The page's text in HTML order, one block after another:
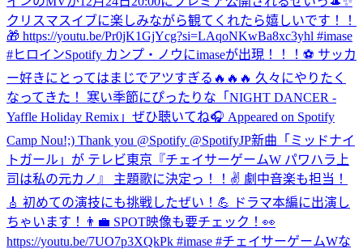
クリスマスイブに楽しみながら観てくれたら嬉しいです！！
🎁 https://youtu.be/Pr0jK1GjYcg?si=LAqoNKwBa8xc3yhl #imase
#ヒロインSpotify カンプ・ノウにimaseが出現！！！⚽️ サッカ
ー好きにとってはまじでアツすぎる🔥🔥🔥 久々にやりたく
なってきた！ 寒い季節にぴったりな「NIGHT DANCER -
Yaffle Holiday Remix」ぜひ聴いてね🎧 Appeared on Spotify
Camp Nou!;) Thank you @Spotify @SpotifyJP新曲「ミッドナイ
トガール」が テレビ東京『チェイサーゲームW パワハラ上
司は私の元カノ』 主題歌に決定っ！！✌️ 劇中音楽も担当！
🎸 初めての演技にも挑戦したぜい！💪 ドラマ本編に出演し
ちゃいます！👨‍💼 SPOT映像も要チェック！👀
https://youtu.be/7UO7p3XQkPk #imase #チェイサーゲームWな